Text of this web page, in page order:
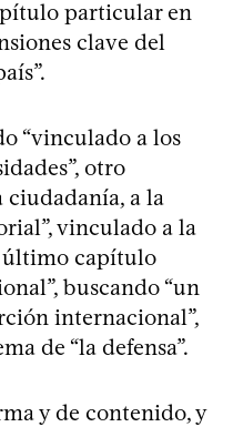
particular en
clave del
“vinculado a los
otro
ciudadanía, a la
vinculado a la
último capítulo
buscando “un
internacional”,
de “la defensa”.
y de contenido, y